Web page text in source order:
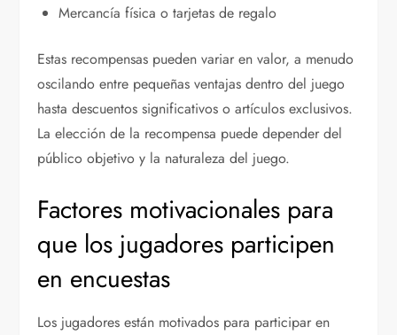
Mercancía física o tarjetas de regalo
Estas recompensas pueden variar en valor, a menudo
oscilando entre pequeñas ventajas dentro del juego
hasta descuentos significativos o artículos exclusivos.
La elección de la recompensa puede depender del
público objetivo y la naturaleza del juego.
Factores motivacionales para
que los jugadores participen
en encuestas
Los jugadores están motivados para participar en